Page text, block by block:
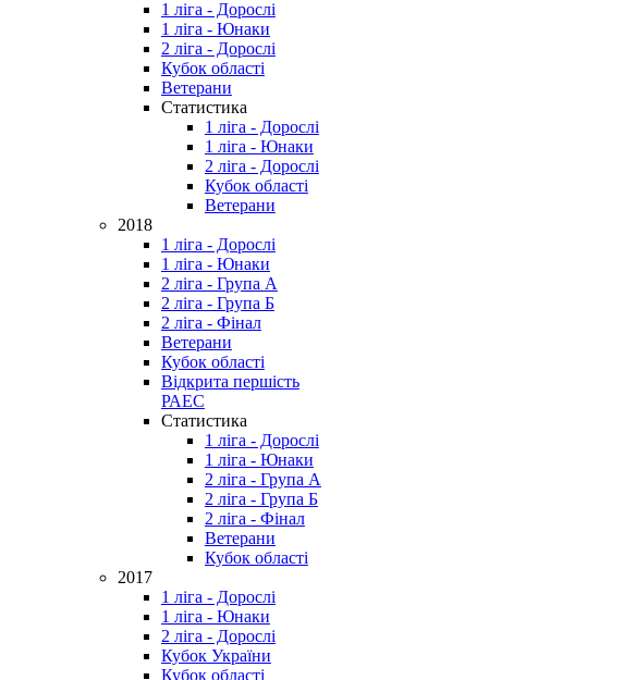
1 ліга - Дорослі
1 ліга - Юнаки
2 ліга - Дорослі
Кубок області
Ветерани
Статистика
1 ліга - Дорослі
1 ліга - Юнаки
2 ліга - Дорослі
Кубок області
Ветерани
2018
1 ліга - Дорослі
1 ліга - Юнаки
2 ліга - Група А
2 ліга - Група Б
2 ліга - Фінал
Ветерани
Кубок області
Відкрита першість
РАЕС
Статистика
1 ліга - Дорослі
1 ліга - Юнаки
2 ліга - Група А
2 ліга - Група Б
2 ліга - Фінал
Ветерани
Кубок області
2017
1 ліга - Дорослі
1 ліга - Юнаки
2 ліга - Дорослі
Кубок України
Кубок області